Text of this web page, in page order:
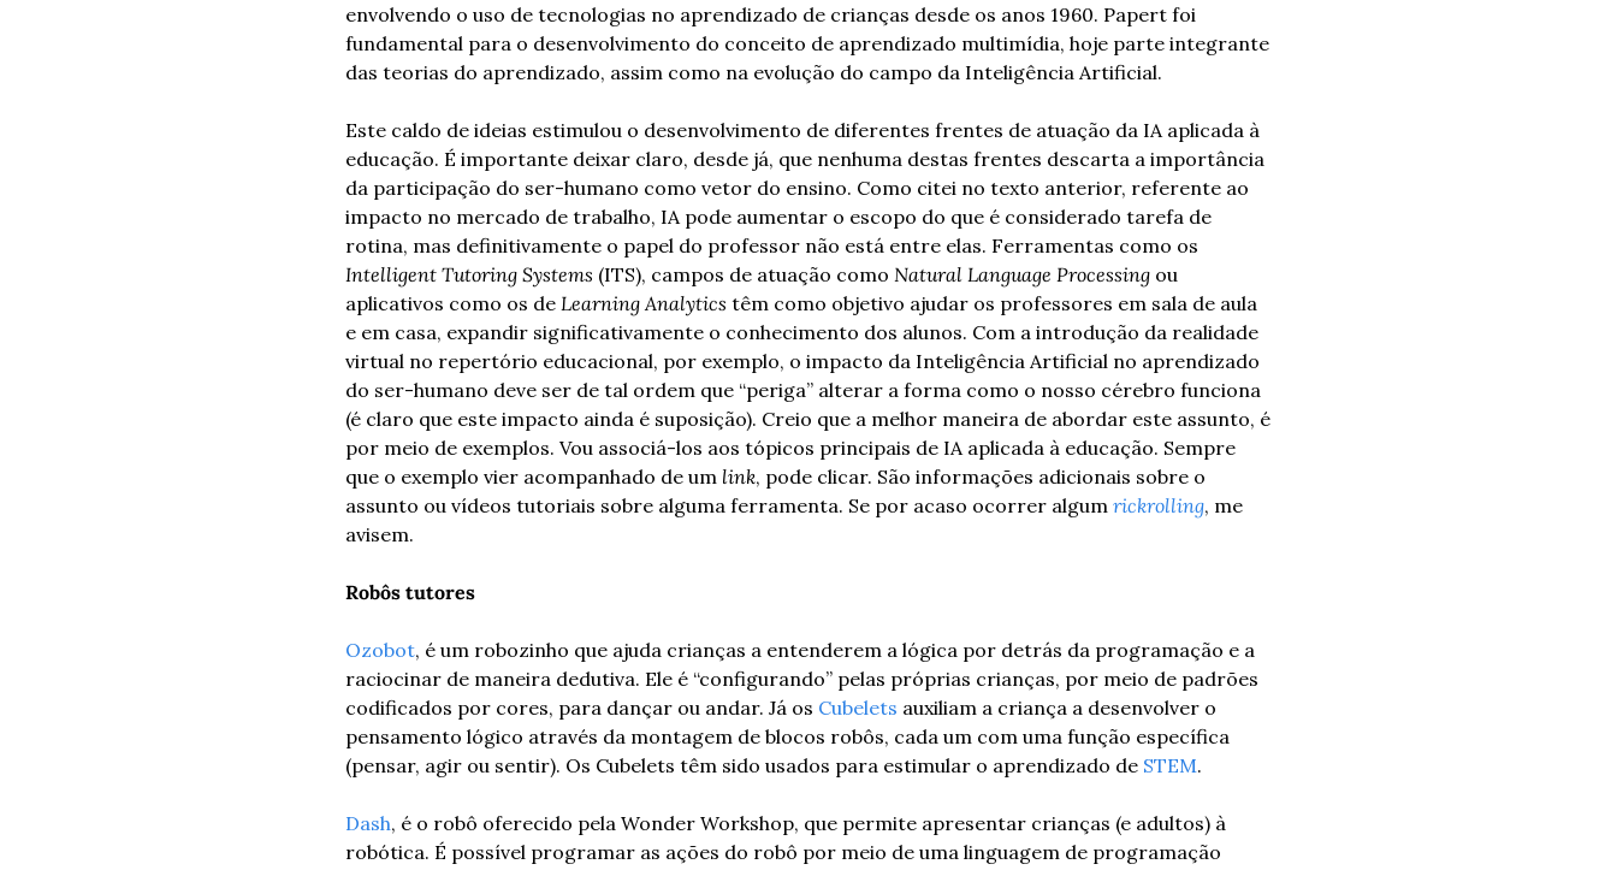
envolvendo o uso de tecnologias no aprendizado de crianças desde os anos 1960. Papert foi
fundamental para o desenvolvimento do conceito de aprendizado multimídia, hoje parte integrante
das teorias do aprendizado, assim como na evolução do campo da Inteligência Artificial.
Este caldo de ideias estimulou o desenvolvimento de diferentes frentes de atuação da IA aplicada à
educação. É importante deixar claro, desde já, que nenhuma destas frentes descarta a importância
da participação do ser-humano como vetor do ensino. Como citei no texto anterior, referente ao
impacto no mercado de trabalho, IA pode aumentar o escopo do que é considerado tarefa de
Intelligent Tutoring Systems (ITS), campos de atuação como Natural Language Processing ou
aplicativos como os de Learning Analytics têm como objetivo ajudar os professores em sala de aula
e em casa, expandir significativamente o conhecimento dos alunos. Com a introdução da realidade
virtual no repertório educacional, por exemplo, o impacto da Inteligência Artificial no aprendizado
do ser-humano deve ser de tal ordem que “periga” alterar a forma como o nosso cérebro funciona
(é claro que este impacto ainda é suposição). Creio que a melhor maneira de abordar este assunto, é
por meio de exemplos. Vou associá-los aos tópicos principais de IA aplicada à educação. Sempre
que o exemplo vier acompanhado de um link, pode clicar. São informações adicionais sobre o
assunto ou vídeos tutoriais sobre alguma ferramenta. Se por acaso ocorrer algum rickrolling, me
avisem.
Robôs tutores
Ozobot, é um robozinho que ajuda crianças a entenderem a lógica por detrás da programação e a
raciocinar de maneira dedutiva. Ele é “configurando” pelas próprias crianças, por meio de padrões
codificados por cores, para dançar ou andar. Já os Cubelets auxiliam a criança a desenvolver o
pensamento lógico através da montagem de blocos robôs, cada um com uma função específica
(pensar, agir ou sentir). Os Cubelets têm sido usados para estimular o aprendizado de STEM.
Dash, é o robô oferecido pela Wonder Workshop, que permite apresentar crianças (e adultos) à
robótica. É possível programar as ações do robô por meio de uma linguagem de programação